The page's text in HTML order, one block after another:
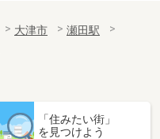
大津市
瀬田駅
「住みたい街」
を見つけよう